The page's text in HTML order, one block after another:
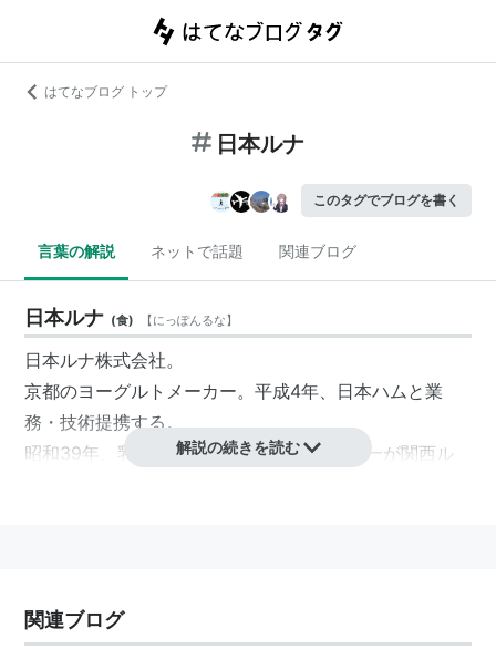
はてなブログ トップ
日本ルナ
このタグでブログを書く
言葉の解説 ネットで話題 関連ブログ
日本ルナ (食) 【にっぽんるな】
日本ルナ株式会社。
京都のヨーグルトメーカー。平成4年、日本ハムと業
務・技術提携する。
昭和39年、乳酸菌の研究家でもある姫野陽一が関西ル
ァンも多い。主要コンビニエンスストアのプライベート
ブランドの提供なども行っている。
解説の続きを読む
関連ブログ